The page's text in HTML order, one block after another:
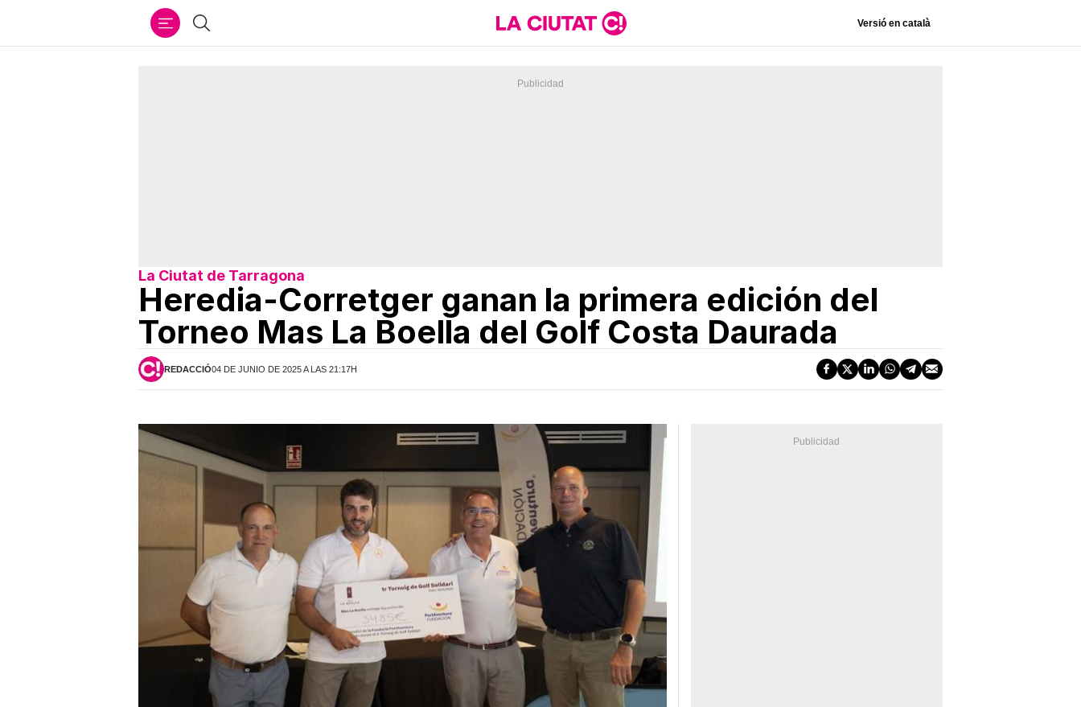
Buscar Versió en català
La Ciutat de Tarragona
Heredia-Corretger ganan la primera edición del
Torneo Mas La Boella del Golf Costa Daurada
REDACCIÓ04 DE JUNIO DE 2025 A LAS 21:17H